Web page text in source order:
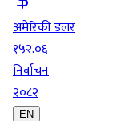
अमेरिकी डलर
१५२.०६
निर्वाचन
२०८२
EN